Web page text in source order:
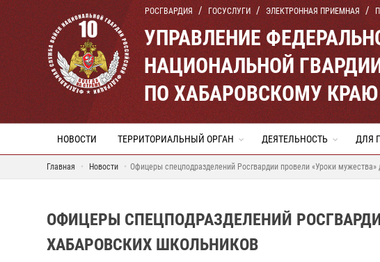
РОСГВАРДИЯ ГОСУСЛУГИ ЭЛЕКТРОННАЯ ПРИЕМНАЯ
УПРАВЛЕНИЕ
НАЦИОНАЛЬНОЙ
ПО ХАБАРОВСКОМУ КРАЮ
НОВОСТИ ТЕРРИТОРИАЛЬНЫЙ ОРГАН ДЕЯТЕЛЬНОСТЬ ДЛЯ
Главная Новости Офицеры спецподразделений Росгвардии провели «Уроки мужества»
ОФИЦЕРЫ СПЕЦПОДРАЗДЕЛЕНИЙ
ХАБАРОВСКИХ ШКОЛЬНИКОВ